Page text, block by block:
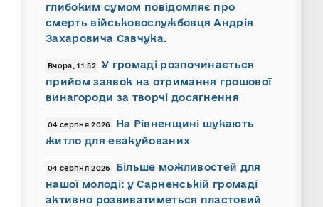
глибоким сумом повідомляє про
смерть військовослужбовця Андрія
Захаровича Савчука.
Вчора, 11:52
У громаді розпочинається
прийом заявок на отримання грошової
винагороди за творчі досягнення
04 серпня 2026
На Рівненщині шукають
житло для евакуйованих
04 серпня 2026
Більше можливостей для
нашої молоді: у Сарненській громаді
активно розвиватиметься пластовий